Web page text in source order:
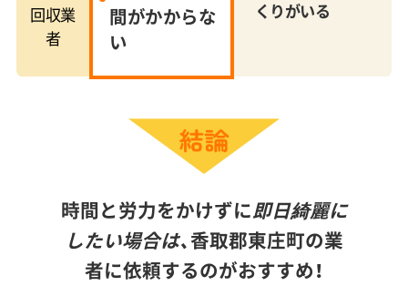
回収業
者
間がかからな
い
くりがいる
時間と労力をかけずに即日綺麗に
したい場合は、香取郡東庄町の業
者に依頼するのがおすすめ！